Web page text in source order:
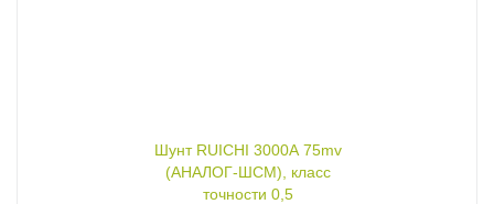
Шунт RUICHI 3000А 75mv
(АНАЛОГ-ШСМ), класс
точности 0,5